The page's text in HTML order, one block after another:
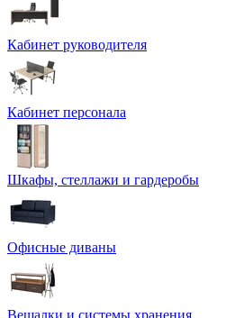
Кабинет руководителя
Кабинет персонала
Шкафы, стеллажи и гардеробы
Офисные диваны
Вешалки и системы хранения